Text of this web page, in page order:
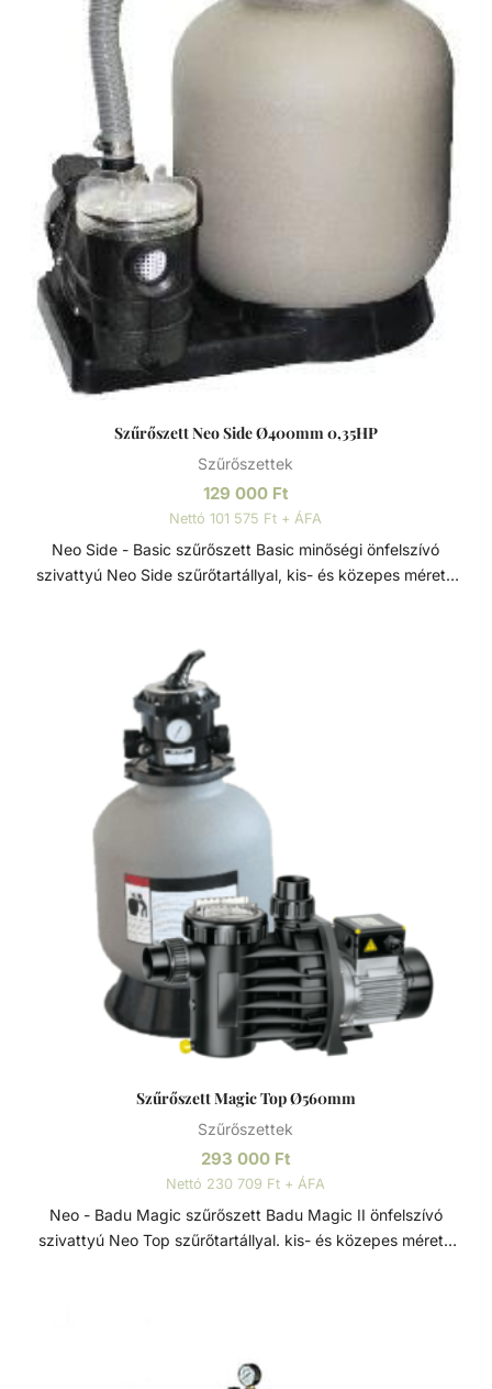
Szűrőszett Neo Side Ø400mm 0,35HP
Szűrőszettek
129 000 Ft
Nettó 101 575 Ft + ÁFA
Neo Side - Basic szűrőszett Basic minőségi önfelszívó
szivattyú Neo Side szűrőtartállyal, kis- és közepes méretű
alapanyagú, ellenálló szűrőtartály 6 útú váltószeleppel.
Továbbá minden, a szett összeálításához szükséges
alkatrész, amely az optimális működést biztosítja.
Szűrőszettek A homokszűrő rendszereket úgy tervezték és
szerelték fel, hogy az energiahatékonyság és a kiemelkedő
víztisztaság ideális kombinációját kínálják. A szűrőméretek,
szivattyúk és tartozékok széles választéka lehetővé teszi,
hogy az medencéhez legjobban illeszkedő rendszert
az alkatrészek precíz összhangolt működésre tervezték. A
szivattyúk és szűrők teljesítménye a maximális áramlás és
energiahatékonyság érdekében van összehangolva. A
szűrők polipropilénből vannak öntve a hosszú élettartam
érdekében. Basic szivattyú Termoplasztik műanyagból
lakossági medencék számára készült sokrétűen telepíthető
szivattyú. Minden eleme korrózióálló, termoplasztik
műanyagból készült, a tartósság és hosszú élettartam
1 1/2” - D50 - D63. Neo szűrőtartály Tartós, korrózióálló
szűrőtartály, minden időjárási viszony közötti is maximális
teljesítmény. A 7 állású vezérlőszelep gyors és egyszerű
szűrőcserét tesz lehetővé. Nagynyomású homok/víz
leeresztő a gyors téliesítéshez vagy szervizeléshez. A felső
diffúzor biztosítja a víz egyenletes eloszlását a homokágy
Szűrőszett Magic Top Ø560mm
Szűrőszettek
293 000 Ft
Nettó 230 709 Ft + ÁFA
Neo - Badu Magic szűrőszett Badu Magic II önfelszívó
szivattyú Neo Top szűrőtartállyal. kis- és közepes méretű
tartozékok széles választéka lehetővé teszi, hogy az